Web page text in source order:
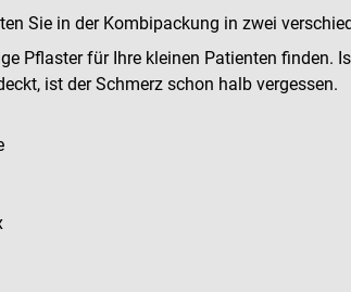
Sie in der Kombipackung in zwei
Pflaster für Ihre kleinen Patienten finden.
ist der Schmerz schon halb vergessen.